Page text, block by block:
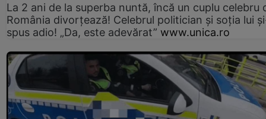
La 2 ani de la superba nuntă, încă un cuplu celebru
România divorțează! Celebrul politician și soția lui
spus adio! „Da, este adevărat” www.unica.ro